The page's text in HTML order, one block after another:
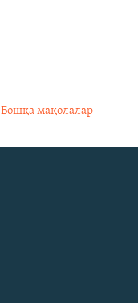
Бошқа мақолалар